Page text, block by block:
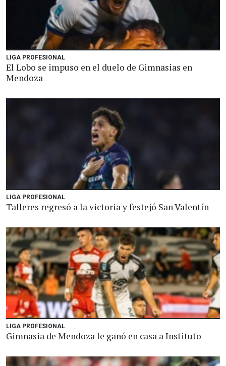
LIGA PROFESIONAL
El Lobo se impuso en el duelo de Gimnasias en
Mendoza
LIGA PROFESIONAL
Talleres regresó a la victoria y festejó San Valentín
LIGA PROFESIONAL
Gimnasia de Mendoza le ganó en casa a Instituto